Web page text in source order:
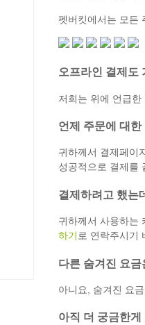
펫버킷에서는 모든
오프라인 결제도
저희는 위에 언급
언제 주문에 대
귀하께서 결제페이
성공적으로 결제를
결제하려고 했는
귀하께서 사용하는
하기 로 연락주시기
다른 숨겨진 요
아니요, 숨겨진 요
아직 더 궁금한게